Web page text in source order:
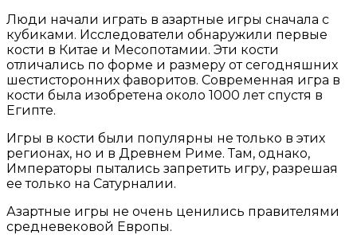
Люди начали играть в азартные игры сначала с
кубиками. Исследователи обнаружили первые
кости в Китае и Месопотамии. Эти кости
отличались по форме и размеру от сегодняшних
шестисторонних фаворитов. Современная игра в
кости была изобретена около 1000 лет спустя в
Египте.
Игры в кости были популярны не только в этих
регионах, но и в Древнем Риме. Там, однако,
Императоры пытались запретить игру, разрешая
ее только на Сатурналии.
Азартные игры не очень ценились правителями
средневековой Европы.